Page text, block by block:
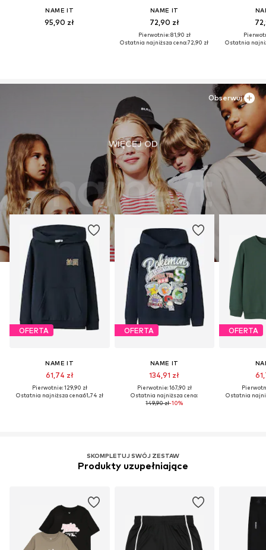
NAME IT
95,90 zł
NAME IT
72,90 zł
Pierwotnie: 81,90 zł
Ostatnia najniższa cena:72,90 zł
Ostatnia
WIĘCEJ OD
OFERTA
NAME IT
61,74 zł
Pierwotnie: 129,90 zł
Ostatnia najniższa cena:61,74 zł
OFERTA
NAME IT
134,91 zł
Pierwotnie: 167,90 zł
Ostatnia najniższa cena:
149,90 zł-10%
OFERTA
Ostatnia
Obserwuj
SKOMPLETUJ SWÓJ ZESTAW
Produkty uzupełniające